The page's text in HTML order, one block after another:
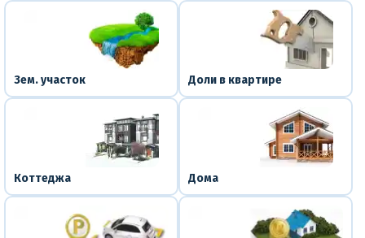
Зем. участок Доли в квартире
Коттеджа Дома